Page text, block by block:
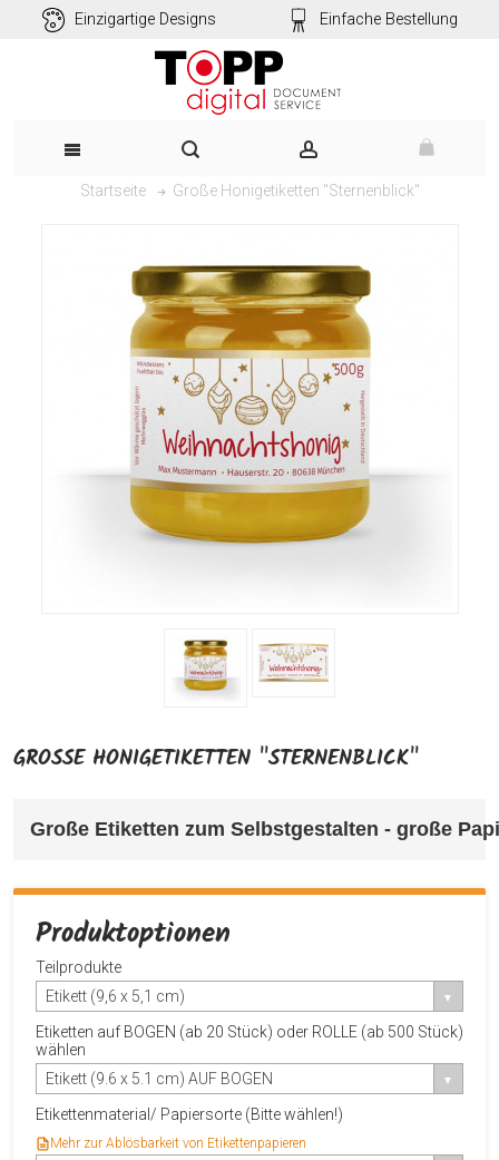
Einzigartige Designs Einfache Bestellung
Startseite Große Honigetiketten "Sternenblick"
GROSSE HONIGETIKETTEN "STERNENBLICK"
Große Etiketten zum Selbstgestalten - große
Produktoptionen
Teilprodukte
Etikett (9,6 x 5,1 cm)
Etiketten auf BOGEN (ab 20 Stück) oder ROLLE (ab 500 Stück)
wählen
Etikett (9.6 x 5.1 cm) AUF BOGEN
Etikettenmaterial/ Papiersorte (Bitte wählen!)
Mehr zur Ablösbarkeit von Etikettenpapieren